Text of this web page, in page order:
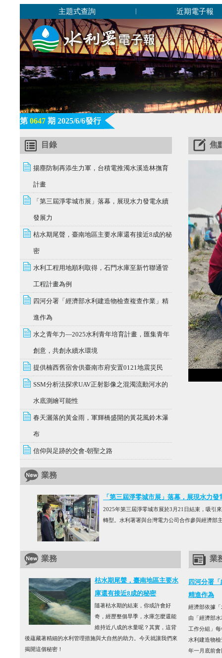
主題式查詢 近期電子報
第 0647 期 2025/6/6發行
目錄
揚塵防制再添生力軍，台積電推濁水溪造林撫育
計畫
「第三屆淨零城市展」落幕，展現水力發電永續
發展力
枯水期尾聲，臺南地區主要水庫還有接近8成的秘
密
水利工程用地順利取得，石門水庫至新竹聯通管
工程計畫為例
四河分署「經濟部水利建造物檢查複查作業」精
進作為
水之青年力—2025水利青年培育計畫，匯集青年
創意，共創永續水環境
提供楠西舊宿舍供臺南市府安置0121地震災民
SSM分析法探求UAV正射影像之混濁流動河水的
水底測繪可能性
春天灑落的黃金雨，軍輝橋盛開的黃花風鈴木瀑
布
信仰與足跡的交會-朝聖之路
焦
業務
「第三屆淨零城市展」落幕，展現水力發
2025年第三屆淨零城市展於3月21日結束，吸引
轉型。水利署署與台灣電力公司合作參與經濟部
業務
枯水期尾聲，臺南地區主要水
庫還有接近8成的秘密
隨著枯水期的結束，你或許會好
奇，經歷整個旱季，水庫怎麼還能
維持近八成的水量呢？其實，這背
後蘊藏著精細的水利管理措施與大自然的助力。今天就讓我們來
揭開這個秘密！
業
四河分署
精進作為
經濟部依據
由「經濟部
工作分組」
水利建造物
年一月底前